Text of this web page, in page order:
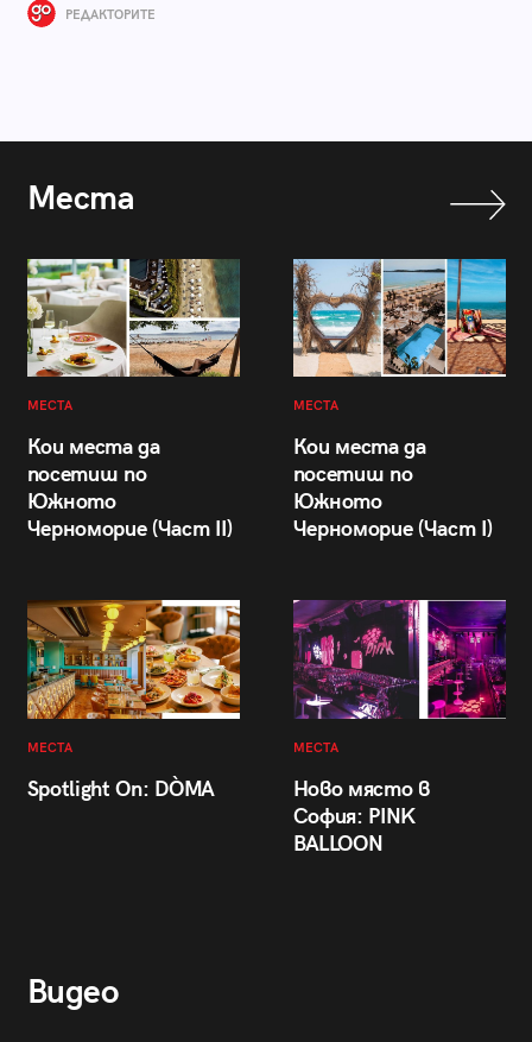
РЕДАКТОРИТЕ
Места
МЕСТА
Кои места да
посетиш по
Южното
Черноморие (Част II)
МЕСТА
Кои места да
посетиш по
Южното
Черноморие (Част I)
МЕСТА
Spotlight On: DÒMA
МЕСТА
Ново място в
София: PINK
BALLOON
Видео